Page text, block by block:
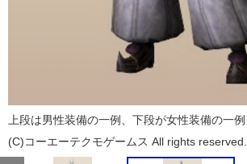
上段は男性装備の一例、下段が女性装備の一例
(C)コーエーテクモゲームス All rights reserved.